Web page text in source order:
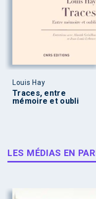
Louis Hay
Traces, entre
mémoire et oubli
LES MÉDIAS EN